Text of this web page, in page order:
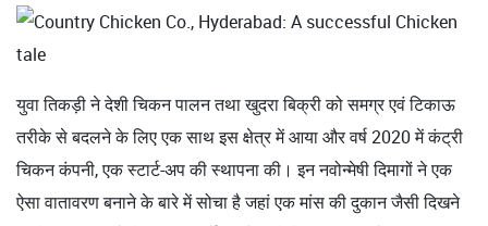
युवा तिकड़ी ने देशी चिकन पालन तथा खुदरा बिक्री को समग्र एवं टिकाऊ
तरीके से बदलने के लिए एक साथ इस क्षेत्र में आया और वर्ष 2020 में कंट्री
चिकन कंपनी, एक स्टार्ट-अप की स्थापना की। इन नवोन्मेषी दिमागों ने एक
ऐसा वातावरण बनाने के बारे में सोचा है जहां एक मांस की दुकान जैसी दिखने